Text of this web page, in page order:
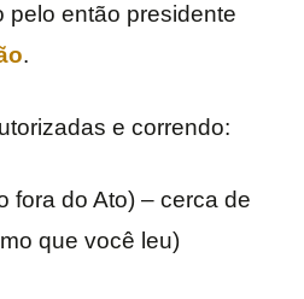
pelo então presidente
.
e correndo:
fora do Ato) – cerca de
que você leu)